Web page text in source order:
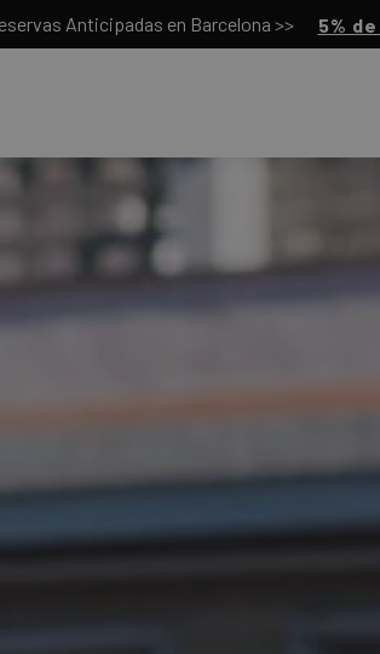
Anticipadas en Barcelona >> 5% de